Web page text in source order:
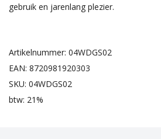
gebruik en jarenlang plezier.
Artikelnummer: 04WDGS02
EAN: 8720981920303
SKU: 04WDGS02
btw: 21%